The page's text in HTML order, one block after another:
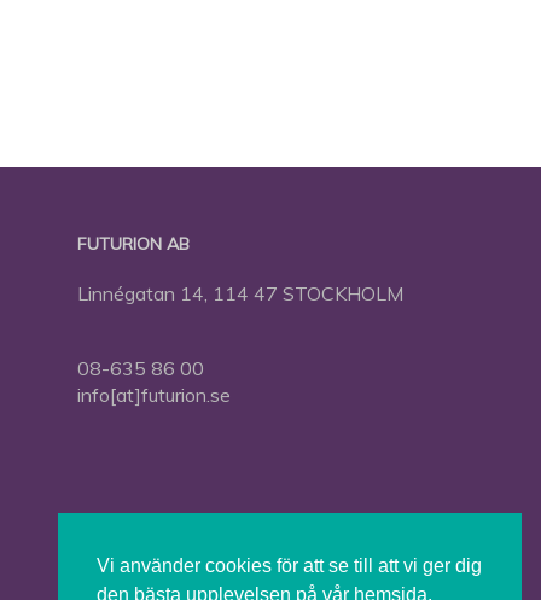
FUTURION AB
Linnégatan 14, 114 47 STOCKHOLM
08-635 86 00
info[at]futurion.se
Press
Om Futurion
Futurion in English
Vi använder cookies för att se till att vi ger dig
den bästa upplevelsen på vår hemsida.